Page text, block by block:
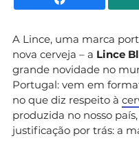
A Lince, uma marca
nova cerveja – a Lince
grande novidade no
Portugal: vem em
no que diz respeito à
produzida no nosso
justificação por trás: a